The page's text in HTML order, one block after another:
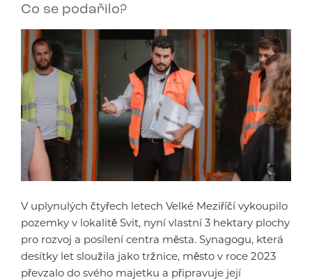
Co se podařilo?
V uplynulých čtyřech letech Velké Meziříčí vykoupilo
pozemky v lokalitě Svit, nyní vlastní 3 hektary plochy
pro rozvoj a posílení centra města. Synagogu, která
desítky let sloužila jako tržnice, město v roce 2023
převzalo do svého majetku a připravuje její